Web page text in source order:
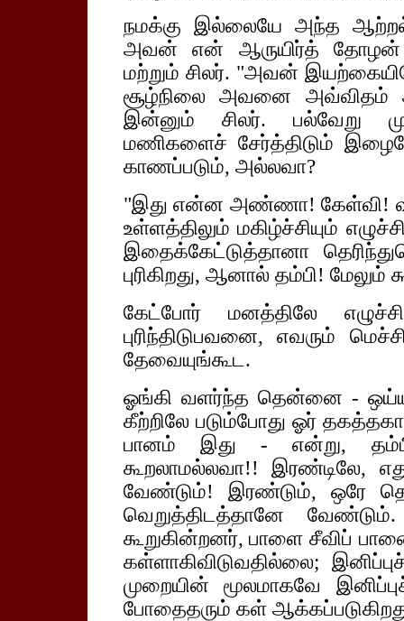
நமக்கு இல்லையே அந்த
அவன் என் ஆருயிர்த் தோழன்
மற்றும் சிலர். "அவன்
சூழ்நிலை அவனை அவ்விதம்
இன்னும் சிலர். பல்வேறு
மணிகளைச் சேர்த்திடும்
காணப்படும், அல்லவா?
"இது என்ன அண்ணா! கேள்வி!
உள்ளத்திலும் மகிழ்ச்சியும்
இதைக்கேட்டுத்தானா
புரிகிறது, ஆனால் தம்பி! மேலும்
கேட்போர் மனத்திலே
புரிந்திடுபவனை, எவரும்
தேவையுங்கூட.
ஓங்கி வளர்ந்த தென்னை -
கீற்றிலே படும்போது ஓர்
பானம் இது - என்று,
கூறலாமல்லவா!! இரண்டிலே,
வேண்டும்! இரண்டும், ஒரே
வெறுத்திடத்தானே
கூறுகின்றனர், பாளை சீவிப்
கள்ளாகிவிடுவதில்லை;
முறையின் மூலமாகவே
போதைதரும் கள்